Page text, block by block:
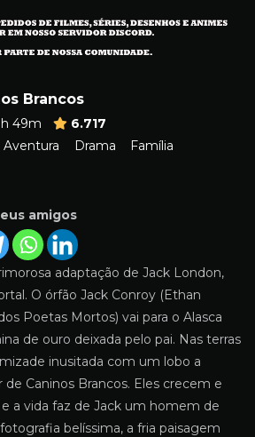
Brancos
49m
6.717
Aventura Drama Família
amigos
adaptação de Jack London,
O órfão Jack Conroy (Ethan
Poetas Mortos) vai para o Alasca
de ouro deixada pelo pai. Nas terras
inusitada com um lobo a
Caninos Brancos. Eles crecem e
a vida faz de Jack um homem de
belíssima, a fria paisagem